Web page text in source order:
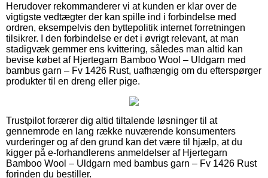
Herudover rekommanderer vi at kunden er klar over de
vigtigste vedtægter der kan spille ind i forbindelse med
ordren, eksempelvis den byttepolitik internet forretningen
tilsikrer. I den forbindelse er det i øvrigt relevant, at man
stadigvæk gemmer ens kvittering, således man altid kan
bevise købet af Hjertegarn Bamboo Wool – Uldgarn med
bambus garn – Fv 1426 Rust, uafhængig om du efterspørger
produkter til en dreng eller pige.
Trustpilot forærer dig altid tiltalende løsninger til at
gennemrode en lang række nuværende konsumenters
vurderinger og af den grund kan det være til hjælp, at du
kigger på e-forhandlerens anmeldelser af Hjertegarn
Bamboo Wool – Uldgarn med bambus garn – Fv 1426 Rust
forinden du bestiller.